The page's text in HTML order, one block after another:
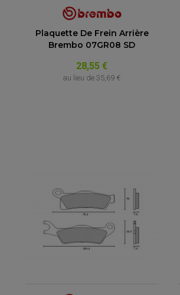
Plaquette De Frein Arrière
Brembo 07GR08 SD
28,55 €
au lieu de35,69 €